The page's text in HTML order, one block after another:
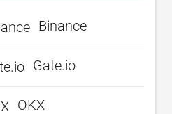
Binance
Gate.io
OKX